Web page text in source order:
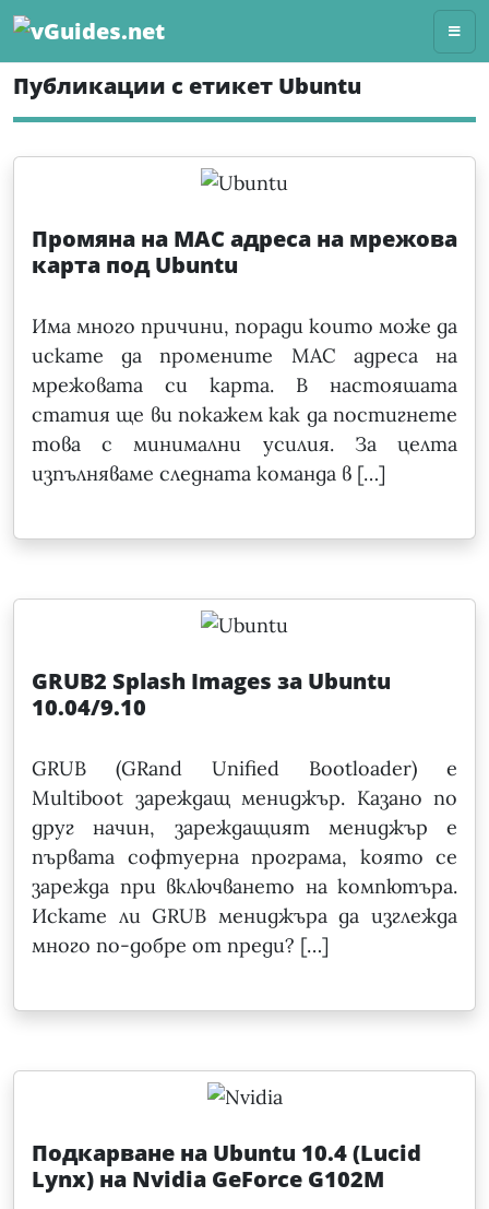
Skip
content
Публикации с етикет Ubuntu
Промяна на MAC адреса на мрежова
карта под Ubuntu
Има много причини, поради които може да
искате да промените MAC адреса на
мрежовата си карта. В настояшата
статия ще ви покажем как да постигнете
това с минимални усилия. За целта
изпълняваме следната команда в […]
GRUB2 Splash Images за Ubuntu
10.04/9.10
GRUB (GRand Unified Bootloader) е
Multiboot зареждащ мениджър. Казано по
друг начин, зареждащият мениджър е
първата софтуерна програма, която се
зарежда при включването на компютъра.
Искате ли GRUB мениджъра да изглежда
много по-добре от преди? […]
Подкарване на Ubuntu 10.4 (Lucid
Lynx) на Nvidia GeForce G102M